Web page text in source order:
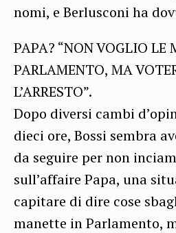
nomi, e Berlusconi ha
PAPA? “NON VOGLIO LE
PARLAMENTO, MA
L’ARRESTO”.
Dopo diversi cambi
dieci ore, Bossi sembra
da seguire per non
sull’affaire Papa, una
capitare di dire cose
manette in Parlamento,